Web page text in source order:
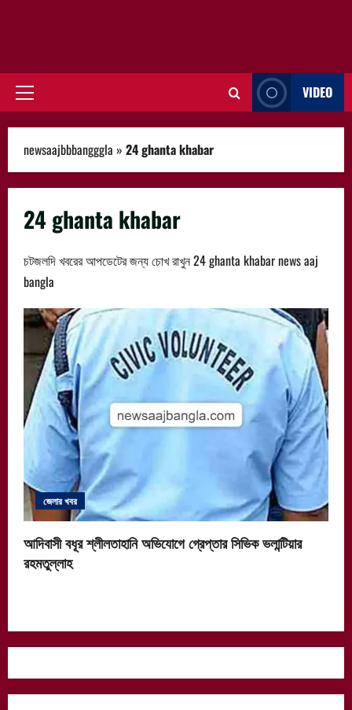
Primary
VIDEO
newsaajbbbangggla » 24 ghanta khabar
24 ghanta khabar
চটজলদি খবরের আপডেটের জন্য চোখ রাখুন 24 ghanta khabar news aaj
bangla
জেলার খবর
আদিবাসী বধূর শ্লীলতাহানি অভিযোগে গ্রেপ্তার সিভিক ভলান্টিয়ার
রহমতুল্লাহ